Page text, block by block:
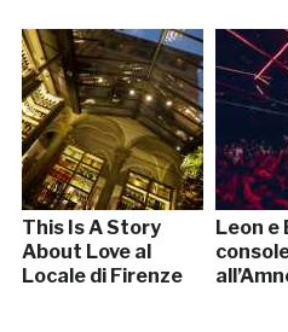
This Is A Story
About Love al
Locale di Firenze
Leon e